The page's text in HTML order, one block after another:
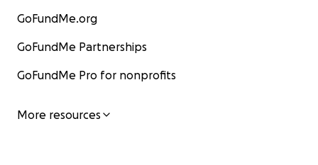
GoFundMe.org
GoFundMe Partnerships
GoFundMe Pro for nonprofits
More resources